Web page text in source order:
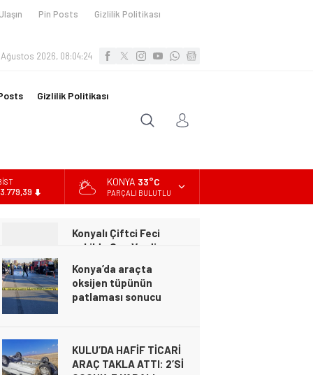
Pin Posts
Gizlilik Politikası
2026, 08:04:26
Gizlilik Politikası
55,1881
ALTIN
6.660,55
KONYA 33°C
PARÇALI BULUTLU
Konya’da araçta
patlaması sonucu
hayatını kaybeden biri
bebek 2 kişi ile
26 Şubat 2025 19:04
ÇOCUK, 3 YARALI
Gündem